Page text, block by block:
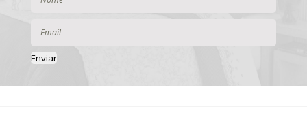
Enviar